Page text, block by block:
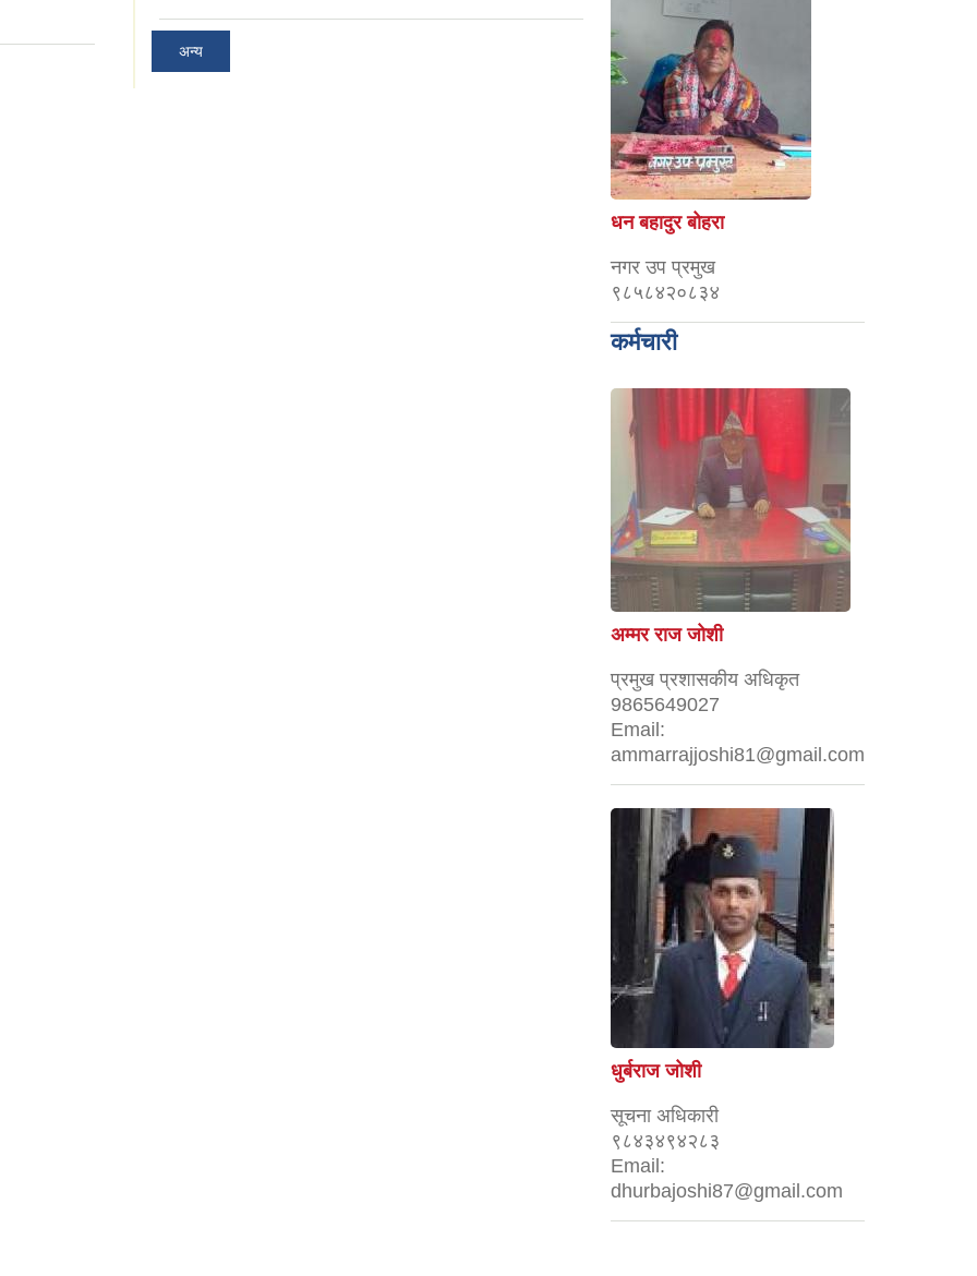
अन्य
धन बहादुर बोहरा
नगर उप प्रमुख
९८५८४२०८३४
कर्मचारी
अम्मर राज जोशी
प्रमुख प्रशासकीय अधिकृत
9865649027
Email:
ammarrajjoshi81@gmail.com
धुर्बराज जोशी
सूचना अधिकारी
९८४३४९४२८३
Email:
dhurbajoshi87@gmail.com